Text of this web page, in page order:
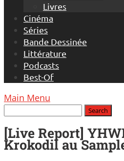
Livres
Cinéma
Séries
Bande Dessinée
Littérature
Podcasts
Best-Of
Main Menu
[Live Report]
Krokodil au